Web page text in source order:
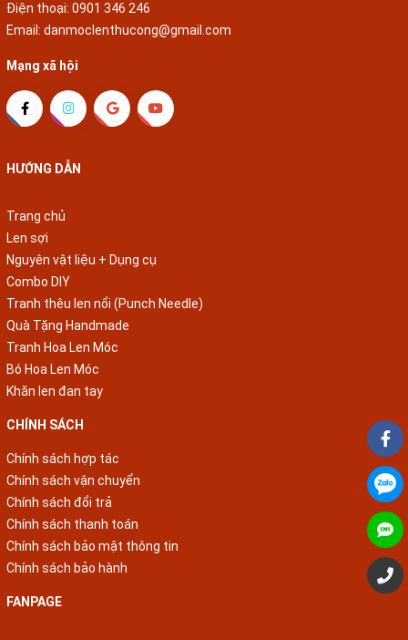
Điện thoại: 0901 346 246
Email: danmoclenthucong@gmail.com
Mạng xã hội
HƯỚNG DẪN
Trang chủ
Len sợi
Nguyên vật liệu + Dụng cụ
Combo DIY
Tranh thêu len nổi (Punch Needle)
Quà Tặng Handmade
Tranh Hoa Len Móc
Bó Hoa Len Móc
Khăn len đan tay
CHÍNH SÁCH
Chính sách hợp tác
Chính sách vận chuyển
Chính sách đổi trả
Chính sách thanh toán
Chính sách bảo mật thông tin
Chính sách bảo hành
FANPAGE